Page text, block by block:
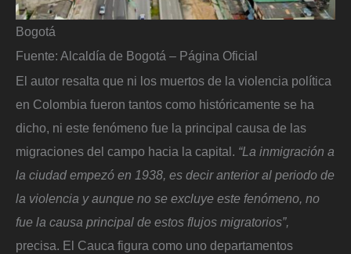
Bogotá
Fuente: Alcaldía de Bogotá – Página Oficial
El autor resalta que ni los muertos de la violencia política
en Colombia fueron tantos como históricamente se ha
dicho, ni este fenómeno fue la principal causa de las
migraciones del campo hacia la capital. “La inmigración a
la ciudad empezó en 1938, es decir anterior al periodo de
la violencia y aunque no se excluye este fenómeno, no
fue la causa principal de estos flujos migratorios”,
precisa. El Cauca figura como uno departamentos